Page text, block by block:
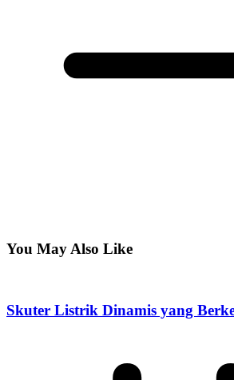
You May Also Like
Skuter Listrik Dinamis yang